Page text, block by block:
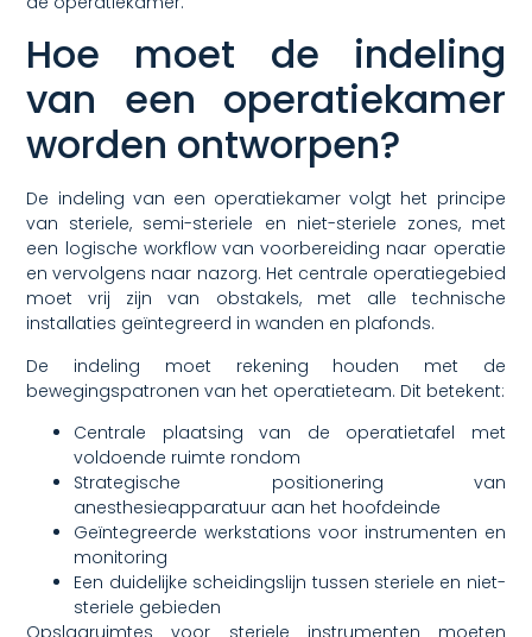
Hoe moet de indeling
van een operatiekamer
worden ontworpen?
De indeling van een operatiekamer volgt het principe
van steriele, semi-steriele en niet-steriele zones, met
een logische workflow van voorbereiding naar operatie
en vervolgens naar nazorg. Het centrale operatiegebied
moet vrij zijn van obstakels, met alle technische
installaties geïntegreerd in wanden en plafonds.
De indeling moet rekening houden met de
bewegingspatronen van het operatieteam. Dit betekent:
Centrale plaatsing van de operatietafel met
voldoende ruimte rondom
Strategische positionering van
anesthesieapparatuur aan het hoofdeinde
Geïntegreerde werkstations voor instrumenten en
monitoring
Een duidelijke scheidingslijn tussen steriele en niet-
steriele gebieden
Opslagruimtes voor steriele instrumenten moeten